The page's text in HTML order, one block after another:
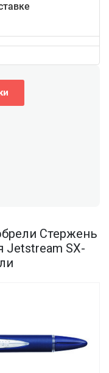
Cтержень
Jetstream SX-